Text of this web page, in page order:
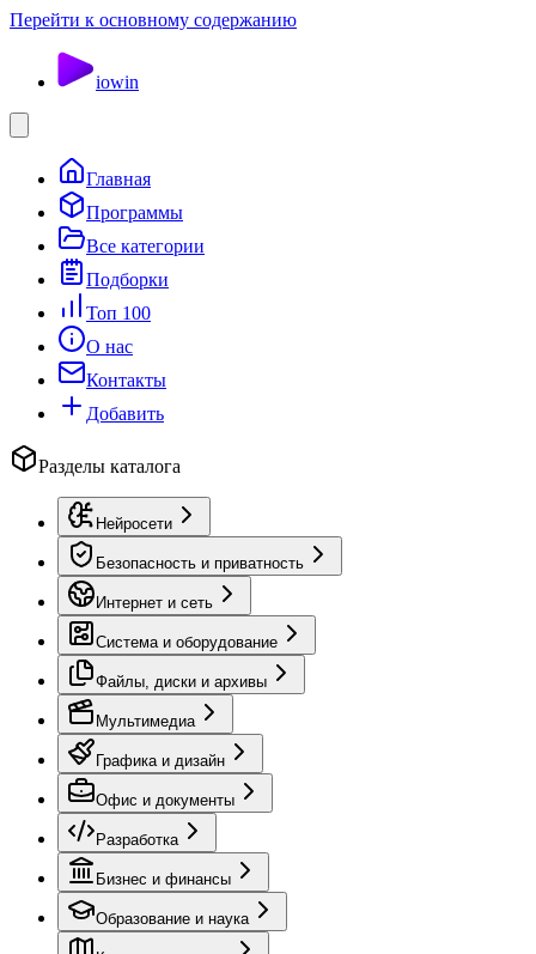
Перейти к основному содержанию
iowin
Главная
Программы
Все категории
Подборки
Топ 100
О нас
Контакты
Добавить
Разделы каталога
Нейросети
Безопасность и приватность
Интернет и сеть
Система и оборудование
Файлы, диски и архивы
Мультимедиа
Графика и дизайн
Офис и документы
Разработка
Бизнес и финансы
Образование и наука